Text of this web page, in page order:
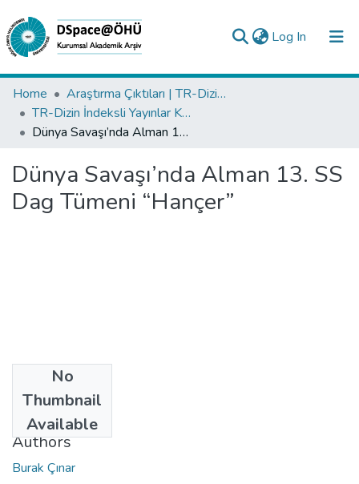
Log In (current)
Collections
All of DSpace
Analyze
Request/Question
Home
Araştırma Çıktıları | TR-Dizin | WoS | Scopus | PubMed
TR-Dizin İndeksli Yayınlar Koleksiyonu
Dünya Savaşı’nda Alman 13. SS Dag Tümeni “Hançer”
Dünya Savaşı’nda Alman 13. SS
Dag Tümeni “Hançer”
No
Thumbnail
Available
2015
Authors
Burak Çınar